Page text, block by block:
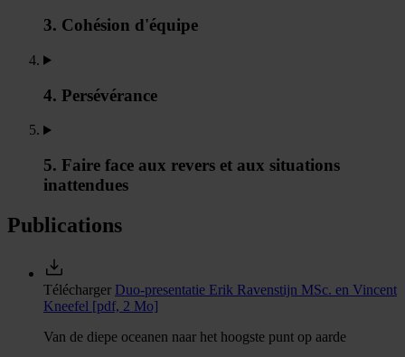
3. Cohésion d'équipe
4. Persévérance
5. Faire face aux revers et aux situations
inattendues
Publications
Télécharger Duo-presentatie Erik Ravenstijn MSc. en Vincent
Kneefel [pdf, 2 Mo]
Van de diepe oceanen naar het hoogste punt op aarde